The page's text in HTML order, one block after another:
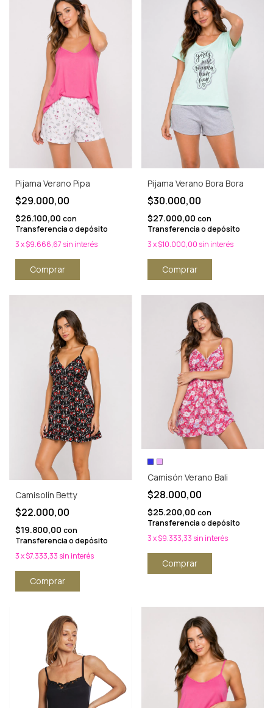
Pijama Verano Pipa
$29.000,00
$26.100,00 con
Transferencia o depósito
3x$9.666,67 sin interés
Comprar
Pijama Verano Bora Bora
$30.000,00
$27.000,00 con
Transferencia o depósito
3x$10.000,00 sin interés
Comprar
Camisolín Betty
$22.000,00
$19.800,00 con
Transferencia o depósito
3x$7.333,33 sin interés
Comprar
Camisón Verano Bali
$28.000,00
$25.200,00 con
Transferencia o depósito
3x$9.333,33 sin interés
Comprar